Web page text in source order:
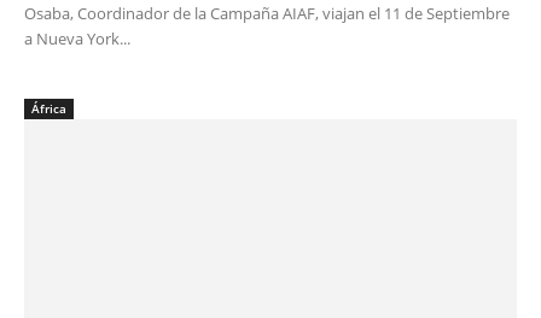
Osaba, Coordinador de la Campaña AIAF, viajan el 11 de Septiembre
a Nueva York...
África